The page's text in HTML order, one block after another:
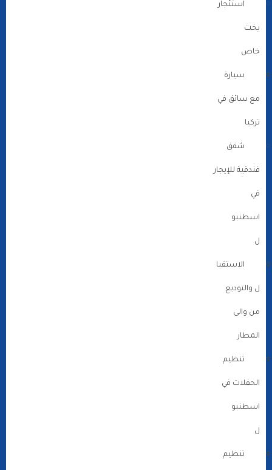
استئجار
يخت
خاص
سيارة
مع سائق في
تركيا
شقق
فندقية للإيجار
في
اسطنبو
ل
الاستقبا
ل والتوديع
من والى
المطار
تنظيم
الحفلات في
اسطنبو
ل
تنظيم